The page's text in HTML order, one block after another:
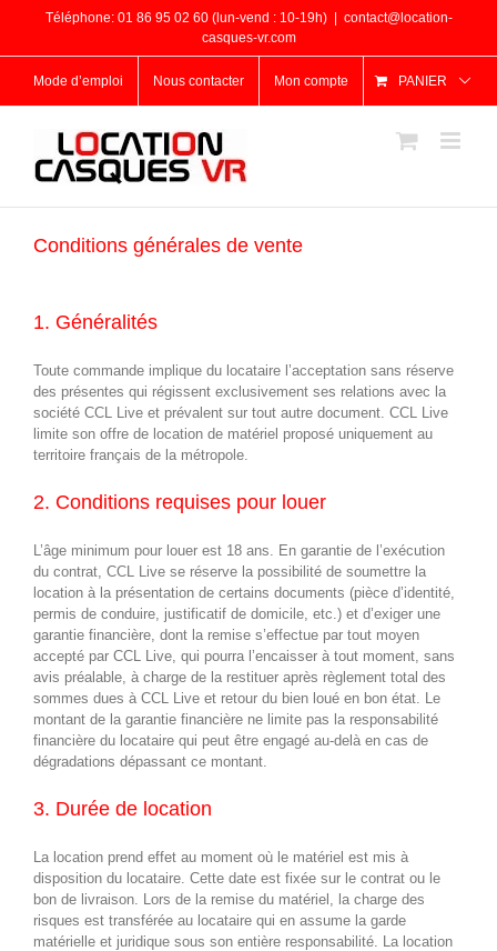
contenu
Téléphone: 01 86 95 02 60 (lun-vend : 10-19h)
contact@location-
casques-vr.com
Mode d’emploi Nous contacter Mon compte PANIER
Conditions générales de vente
1. Généralités
Toute commande implique du locataire l’acceptation sans réserve
des présentes qui régissent exclusivement ses relations avec la
société CCL Live et prévalent sur tout autre document. CCL Live
limite son offre de location de matériel proposé uniquement au
territoire français de la métropole.
2. Conditions requises pour louer
L’âge minimum pour louer est 18 ans. En garantie de l’exécution
du contrat, CCL Live se réserve la possibilité de soumettre la
location à la présentation de certains documents (pièce d’identité,
permis de conduire, justificatif de domicile, etc.) et d’exiger une
garantie financière, dont la remise s’effectue par tout moyen
accepté par CCL Live, qui pourra l’encaisser à tout moment, sans
avis préalable, à charge de la restituer après règlement total des
sommes dues à CCL Live et retour du bien loué en bon état. Le
montant de la garantie financière ne limite pas la responsabilité
financière du locataire qui peut être engagé au-delà en cas de
dégradations dépassant ce montant.
3. Durée de location
La location prend effet au moment où le matériel est mis à
disposition du locataire. Cette date est fixée sur le contrat ou le
bon de livraison. Lors de la remise du matériel, la charge des
risques est transférée au locataire qui en assume la garde
matérielle et juridique sous son entière responsabilité. La location